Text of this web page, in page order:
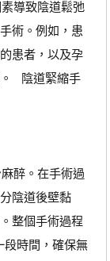
導致陰道鬆弛
術。例如，患
患者，以及孕
。 陰道緊縮手
醉。在手術過
陰道後壁黏
整個手術過程
段時間，確保無